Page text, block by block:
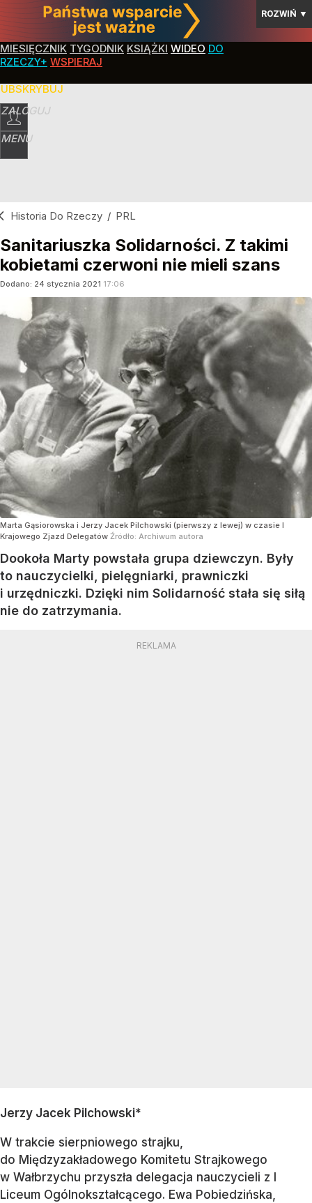
ROZWIŃ ▼
MIESIĘCZNIK TYGODNIK KSIĄŻKI WIDEO DO
RZECZY+ WSPIERAJ
ZALOGUJ
MENU
Historia Do Rzeczy / PRL
Sanitariuszka Solidarności. Z takimi
kobietami czerwoni nie mieli szans
Dodano: 24 stycznia 2021 17:06
Marta Gąsiorowska i Jerzy Jacek Pilchowski (pierwszy z lewej) w czasie I
Krajowego Zjazd Delegatów Źródło: Archiwum autora
Dookoła Marty powstała grupa dziewczyn. Były
to nauczycielki, pielęgniarki, prawniczki
i urzędniczki. Dzięki nim Solidarność stała się siłą
nie do zatrzymania.
Jerzy Jacek Pilchowski*
W trakcie sierpniowego strajku,
do Międzyzakładowego Komitetu Strajkowego
w Wałbrzychu przyszła delegacja nauczycieli z I
Liceum Ogólnokształcącego. Ewa Pobiedzińska,